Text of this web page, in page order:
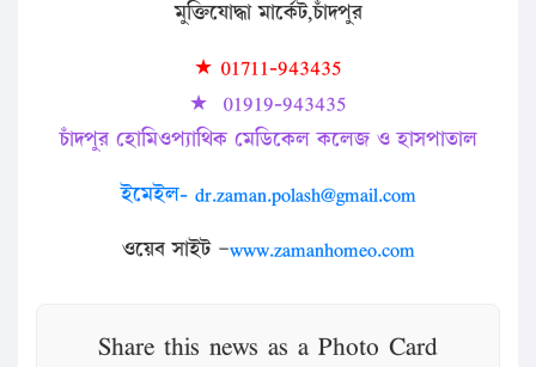
মুক্তিযোদ্ধা মার্কেট,চাঁদপুর
★ 01711-943435
★ 01919-943435
চাঁদপুর হোমিওপ্যাথিক মেডিকেল কলেজ ও হাসপাতাল
ইমেইল- dr.zaman.polash@gmail.com
ওয়েব সাইট–www.zamanhomeo.com
Share this news as a Photo Card